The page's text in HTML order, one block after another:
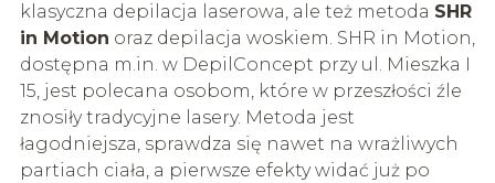
klasyczna depilacja laserowa, ale też metoda SHR
in Motion oraz depilacja woskiem. SHR in Motion,
dostępna m.in. w DepilConcept przy ul. Mieszka I
15, jest polecana osobom, które w przeszłości źle
znosiły tradycyjne lasery. Metoda jest
łagodniejsza, sprawdza się nawet na wrażliwych
partiach ciała, a pierwsze efekty widać już po